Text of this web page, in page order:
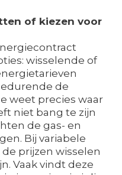
of kiezen voor
wisselende of
de
weet precies waar
niet bang te zijn
de gas- en
Bij variabele
prijzen wisselen
Vaak vindt deze